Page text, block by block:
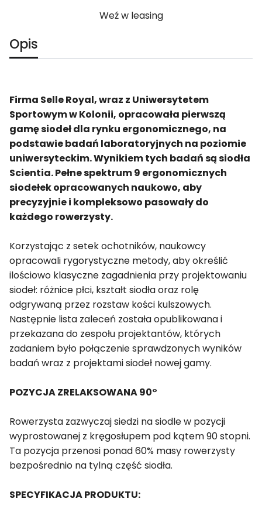
Weź w leasing
Opis
Firma Selle Royal, wraz z Uniwersytetem
Sportowym w Kolonii, opracowała pierwszą
gamę siodeł dla rynku ergonomicznego, na
podstawie badań laboratoryjnych na poziomie
uniwersyteckim. Wynikiem tych badań są siodła
Scientia. Pełne spektrum 9 ergonomicznych
siodełek opracowanych naukowo, aby
precyzyjnie i kompleksowo pasowały do
każdego rowerzysty.
Korzystając z setek ochotników, naukowcy
opracowali rygorystyczne metody, aby określić
ilościowo klasyczne zagadnienia przy projektowaniu
siodeł: różnice płci, kształt siodła oraz rolę
odgrywaną przez rozstaw kości kulszowych.
Następnie lista zaleceń została opublikowana i
przekazana do zespołu projektantów, których
zadaniem było połączenie sprawdzonych wyników
badań wraz z projektami siodeł nowej gamy.
POZYCJA ZRELAKSOWANA 90°
Rowerzysta zazwyczaj siedzi na siodle w pozycji
wyprostowanej z kręgosłupem pod kątem 90 stopni.
Ta pozycja przenosi ponad 60% masy rowerzysty
bezpośrednio na tylną część siodła.
SPECYFIKACJA PRODUKTU: